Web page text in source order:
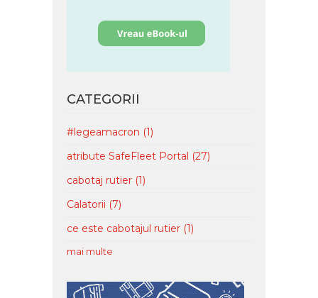
CATEGORII
#legeamacron (1)
atribute SafeFleet Portal (27)
cabotaj rutier (1)
Calatorii (7)
ce este cabotajul rutier (1)
mai multe